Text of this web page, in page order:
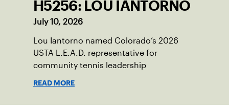
H5256: LOU IANTORNO
July 10, 2026
Lou Iantorno named Colorado’s 2026
USTA L.E.A.D. representative for
community tennis leadership
READ MORE